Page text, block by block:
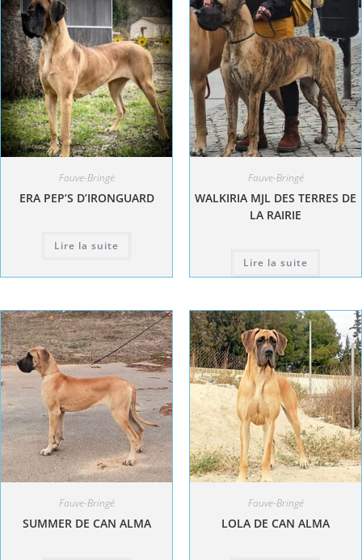
Fauve-Bringé
ERA PEP’S D’IRONGUARD
Lire la suite
Fauve-Bringé
WALKIRIA MJL DES TERRES DE
LA RAIRIE
Lire la suite
Fauve-Bringé
SUMMER DE CAN ALMA
Fauve-Bringé
LOLA DE CAN ALMA